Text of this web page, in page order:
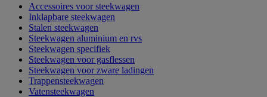
Accessoires voor steekwagen
Inklapbare steekwagen
Stalen steekwagen
Steekwagen aluminium en rvs
Steekwagen specifiek
Steekwagen voor gasflessen
Steekwagen voor zware ladingen
Trappensteekwagen
Vatensteekwagen